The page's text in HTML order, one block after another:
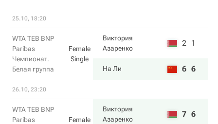
25.10, 18:20
WTA TEB BNP
Paribas
Чемпионат.
Белая группа
Female
Single
Виктория
Азаренко
2 1
На Ли 6 6
26.10, 23:20
WTA TEB BNP
Paribas
Female
Виктория
Азаренко
7 6